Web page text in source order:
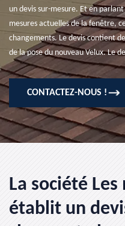
un devis sur-mesure. Et en
mesures actuelles de la fenêtre,
changements. Le devis contient
de la pose du nouveau Velux. Le
CONTACTEZ-NOUS !
La société
établit un